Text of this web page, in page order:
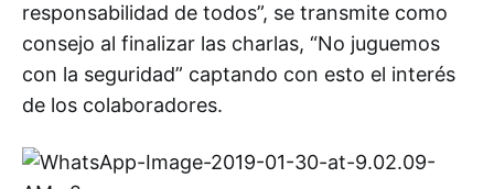
responsabilidad de todos”, se transmite como
consejo al finalizar las charlas, “No juguemos
con la seguridad” captando con esto el interés
de los colaboradores.